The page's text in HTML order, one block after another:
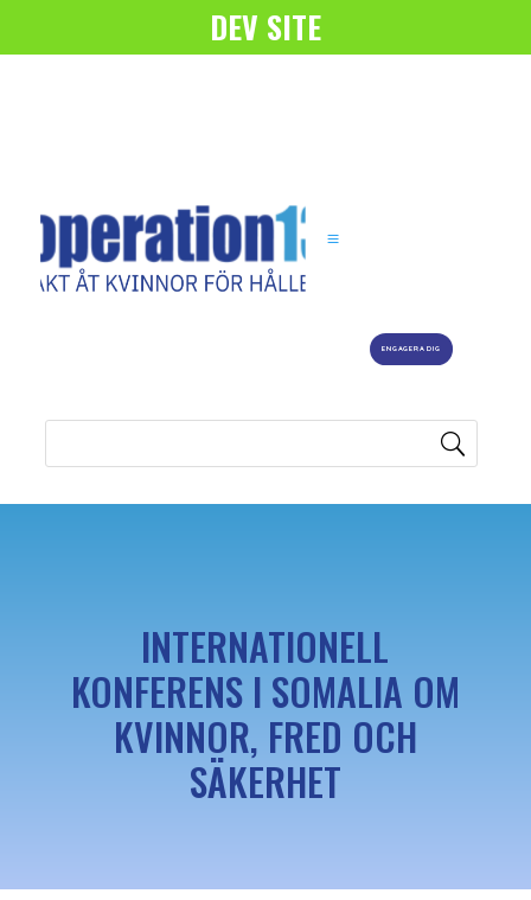
DEV SITE
ENGAGERA DIG
INTERNATIONELL
KONFERENS I SOMALIA OM
KVINNOR, FRED OCH
SÄKERHET